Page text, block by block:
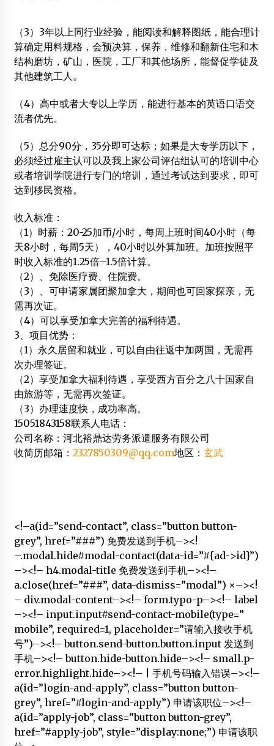
满洲里联众集团简介
2014年10月16日
我国防腐木行业发展状况解析
2012年3月22日
以传承与创新推动木结构新发展
2016年7月19日
国外木结构外形
2014年5月9日
内蒙古发现唐代仿木砖墓
山西木结构建筑重现生机
2015年4月16日
联众木业： 木结构潜在市场是中小城市
2012年6月8日
（3）3年以上同行业经验，能阅读和解释图纸，能合理计
算确定用料规格，会预决算，保养，维修和翻新住宅和木
结构磨坊，矿山，医院，工厂和其他场所，能督促学徒及
其他建筑工人。
（4）高中或者大专以上学历，能进行基本的英语口语交
流者优先。
（5）总分90分，35分即可达标；如果是大专学历以下，
必须经过雇主认可以及我上家公司评估组认可的培训中心
或者培训学院进行专门的培训，通过考试达到要求，即可
达到移民资格。
收入标准：
（1）时薪：20-25加币/小时，每周上班时间40小时（每
天8小时，每周5天），40小时以外算加班。加班按照平
时收入标准的1.25倍–1.5倍计算。
（2）、免除医疗费、住院费。
（3）、可申请家属团聚加拿大，期间也可回家探亲，无
需再次证。
（4）可以享受加拿大完善的福利待遇。
3、项目优势：
（1）永久居留和就业，可以自由往返中加两国，无需再
次办理签证。
（2）享受加拿大福利待遇，享受西方百分之八十国家自
由旅游等，无需再次签证。
（3）办理速度快，成功率高。
联系人电话：
15051843158
公司名称：河北裕鼎达劳务派遣服务有限公司
收简历邮箱： 2327850309@qq.com地区： 玄武
<!–a(id=”send-contact”, class=”button button-
grey”, href=”###”) 免费发送到手机–><!
–.modal.hide#modal-contact(data-id=”#{ad->id}”)
–><!– h4.modal-title 免费发送到手机–><!–
a.close(href=”###”, data-dismiss=”modal”) ×–><!
– div.modal-content–><!– form.typo-p–><!– label
–><!– input.input#send-contact-mobile(type=”
mobile”, required=1, placeholder=”请输入接收手机
号”)–><!– button.send-button.button.input 发送到
手机–><!– button.hide-button.hide–><!– small.p-
error.highlight.hide–><!– | 手机号码输入错误–><!–
a(id=”login-and-apply”, class=”button button-
grey”, href=”#login-and-apply”) 申请该职位–><!–
a(id=”apply-job”, class=”button button-grey”,
href=”#apply-job”, style=”display:none;”) 申请该职